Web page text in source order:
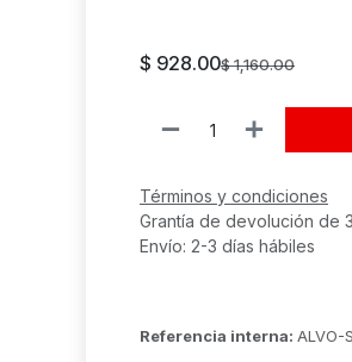
$ 928.00$1,160.00
Términos y condiciones
Grantía de devolución de
Envío: 2-3 días hábiles
Referencia interna: ALVO-